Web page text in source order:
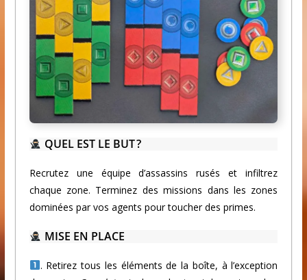
QUEL EST LE BUT ?
Recrutez une équipe d’assassins rusés et infiltrez
chaque zone. Terminez des missions dans les zones
dominées par vos agents pour toucher des primes.
MISE EN PLACE
. Retirez tous les éléments de la boîte, à l’exception